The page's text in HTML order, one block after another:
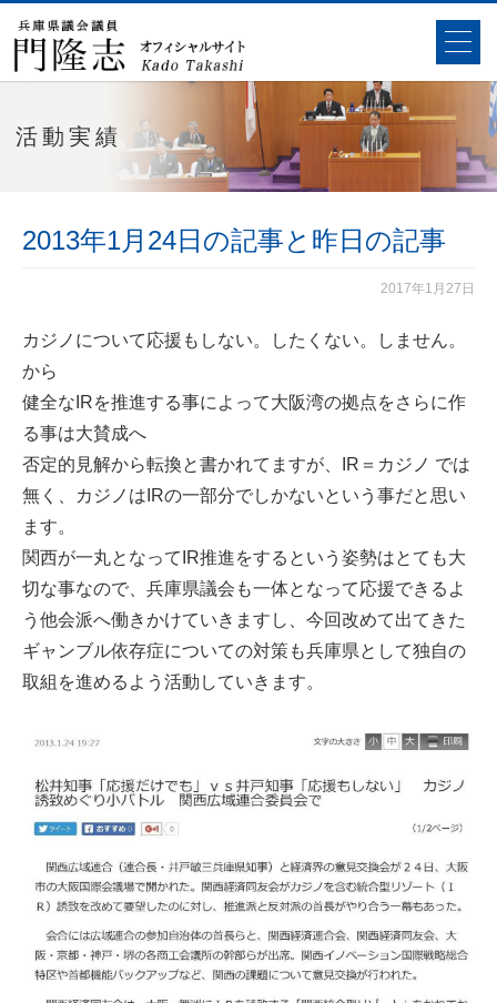
活動実績
2013年1月24日の記事と昨日の記事
2017年1月27日
カジノについて応援もしない。したくない。しません。
から
健全なIRを推進する事によって大阪湾の拠点をさらに作
る事は大賛成へ
否定的見解から転換と書かれてますが、IR＝カジノ では
無く、カジノはIRの一部分でしかないという事だと思い
ます。
関西が一丸となってIR推進をするという姿勢はとても大
切な事なので、兵庫県議会も一体となって応援できるよ
う他会派へ働きかけていきますし、今回改めて出てきた
ギャンブル依存症についての対策も兵庫県として独自の
取組を進めるよう活動していきます。